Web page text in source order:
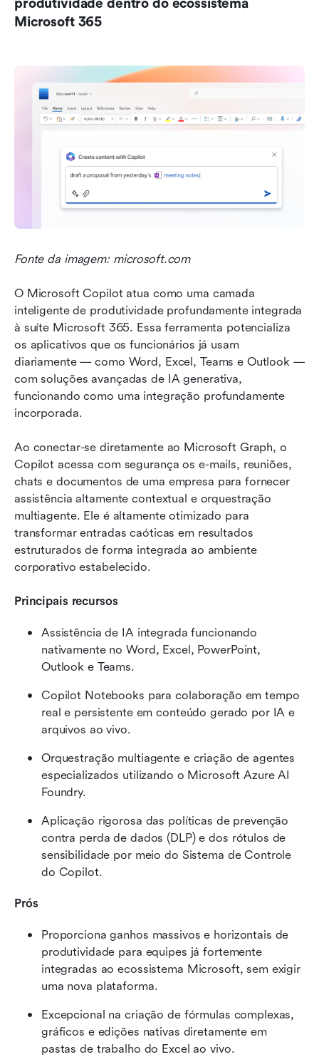
produtividade dentro do ecossistema
Microsoft 365
Fonte da imagem: microsoft.com
O Microsoft Copilot atua como uma camada
inteligente de produtividade profundamente integrada
à suíte Microsoft 365. Essa ferramenta potencializa
os aplicativos que os funcionários já usam
diariamente — como Word, Excel, Teams e Outlook —
com soluções avançadas de IA generativa,
funcionando como uma integração profundamente
incorporada.
Ao conectar-se diretamente ao Microsoft Graph, o
Copilot acessa com segurança os e-mails, reuniões,
chats e documentos de uma empresa para fornecer
assistência altamente contextual e orquestração
multiagente. Ele é altamente otimizado para
transformar entradas caóticas em resultados
estruturados de forma integrada ao ambiente
corporativo estabelecido.
Principais recursos
Assistência de IA integrada funcionando
nativamente no Word, Excel, PowerPoint,
Outlook e Teams.
Copilot Notebooks para colaboração em tempo
real e persistente em conteúdo gerado por IA e
arquivos ao vivo.
Orquestração multiagente e criação de agentes
especializados utilizando o Microsoft Azure AI
Foundry.
Aplicação rigorosa das políticas de prevenção
contra perda de dados (DLP) e dos rótulos de
sensibilidade por meio do Sistema de Controle
do Copilot.
Prós
Proporciona ganhos massivos e horizontais de
produtividade para equipes já fortemente
integradas ao ecossistema Microsoft, sem exigir
uma nova plataforma.
Excepcional na criação de fórmulas complexas,
gráficos e edições nativas diretamente em
pastas de trabalho do Excel ao vivo.